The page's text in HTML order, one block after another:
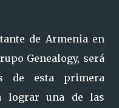
de Armenia en
Genealogy, será
de esta primera
lograr una de las